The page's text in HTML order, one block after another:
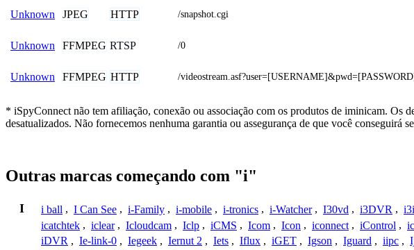
Unknown JPEG HTTP /snapshot.cgi
Unknown FFMPEG RTSP /0
Unknown FFMPEG HTTP /
* iSpyConnect não tem afiliação, conexão ou associação com os produtos de iminicam. Os
desatualizados. Não fornecemos nenhuma garantia ou assegurança de que você conseguirá
Outras marcas começando com "i"
I i ball , I Can See , i-Family , i-mobile , i-tronics , i-Watcher , I30vd , i3DVR ,
icatchtek , iclear , Icloudcam , Iclp , iCMS , Icom , Icon , iconnect , iControl ,
iDVR , Ie-link-0 , Iegeek , Iernut 2 , Iets , Iflux , iGET , Igson , Iguard , iipc ,